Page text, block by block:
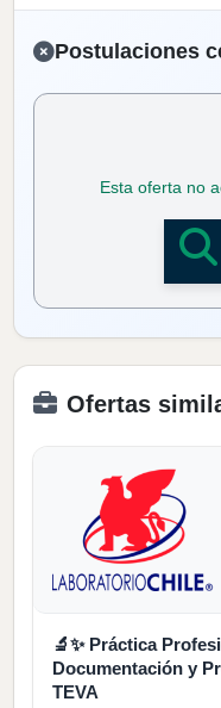
Postulaciones
Esta oferta no
Ofertas
🔬✨ Práctica
Documentación y
TEVA